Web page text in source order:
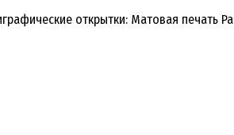
открытки: Матовая печать Ра